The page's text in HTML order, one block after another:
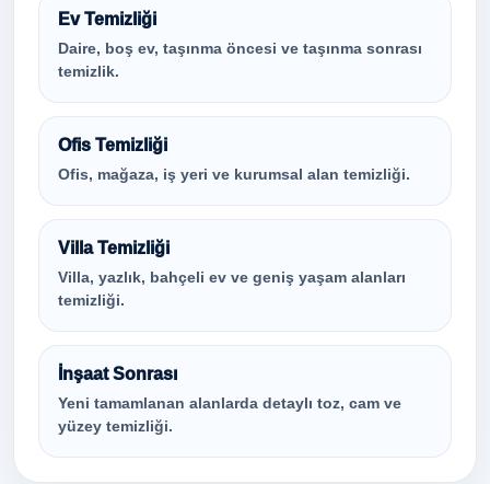
Ev Temizliği
Daire, boş ev, taşınma öncesi ve taşınma sonrası
temizlik.
Ofis Temizliği
Ofis, mağaza, iş yeri ve kurumsal alan temizliği.
Villa Temizliği
Villa, yazlık, bahçeli ev ve geniş yaşam alanları
temizliği.
İnşaat Sonrası
Yeni tamamlanan alanlarda detaylı toz, cam ve
yüzey temizliği.